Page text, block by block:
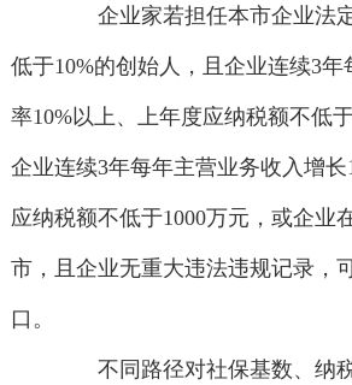
企业家若担任本市企业法
低于10%的创始人，且企业连续3年
率10%以上、上年度应纳税额不低
企业连续3年每年主营业务收入增
应纳税额不低于1000万元，或企业
市，且企业无重大违法违规记录，
口。
不同路径对社保基数、纳